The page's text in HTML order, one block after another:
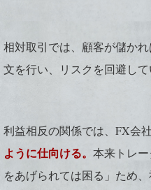
相対取引では、顧客が儲か
文を行い、リスクを回避して
利益相反の関係では、FX会
ように仕向ける。 本来トレ
をあげられては困る」ため